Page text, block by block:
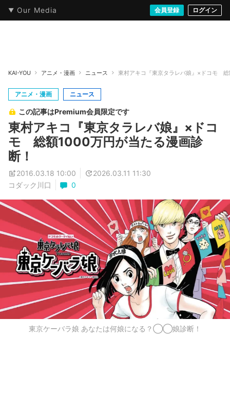
Our Media 会員登録 ログイン
本・文芸 情報化社会 音楽・映像 ゲームストリート
KAI-YOU アニメ・漫画 ニュース 東村アキコ『東京タラレバ娘』×ドコモ
アニメ・漫画 ニュース
この記事はPremium会員限定です
東村アキコ『東京タラレバ娘』×ドコ
モ 総額1000万円が当たる漫画診
断！
2016.03.18 10:00
2026.03.11 11:30
コダック川口
0
東京ケーバラ娘 あなたは何娘になる？◯◯娘診断！